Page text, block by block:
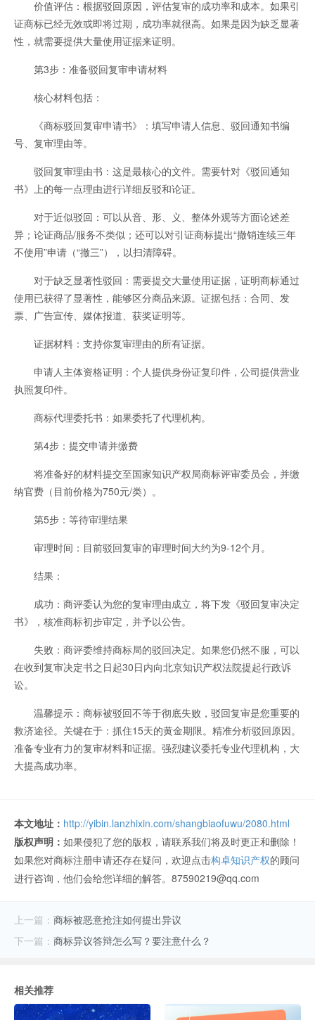
价值评估：根据驳回原因，评估复审的成功率和成本。如果引
证商标已经无效或即将过期，成功率就很高。如果是因为缺乏显著
性，就需要提供大量使用证据来证明。
第3步：准备驳回复审申请材料
核心材料包括：
《商标驳回复审申请书》：填写申请人信息、驳回通知书编
号、复审理由等。
驳回复审理由书：这是最核心的文件。需要针对《驳回通知
书》上的每一点理由进行详细反驳和论证。
对于近似驳回：可以从音、形、义、整体外观等方面论述差
异；论证商品/服务不类似；还可以对引证商标提出“撤销连续三年
不使用”申请（“撤三”），以扫清障碍。
对于缺乏显著性驳回：需要提交大量使用证据，证明商标通过
使用已获得了显著性，能够区分商品来源。证据包括：合同、发
票、广告宣传、媒体报道、获奖证明等。
证据材料：支持你复审理由的所有证据。
申请人主体资格证明：个人提供身份证复印件，公司提供营业
执照复印件。
商标代理委托书：如果委托了代理机构。
第4步：提交申请并缴费
将准备好的材料提交至国家知识产权局商标评审委员会，并缴
纳官费（目前价格为750元/类）。
第5步：等待审理结果
审理时间：目前驳回复审的审理时间大约为9-12个月。
结果：
成功：商评委认为您的复审理由成立，将下发《驳回复审决定
书》，核准商标初步审定，并予以公告。
失败：商评委维持商标局的驳回决定。如果您仍然不服，可以
在收到复审决定书之日起30日内向北京知识产权法院提起行政诉
讼。
温馨提示：商标被驳回不等于彻底失败，驳回复审是您重要的
救济途径。关键在于：抓住15天的黄金期限。精准分析驳回原因。
准备专业有力的复审材料和证据。强烈建议委托专业代理机构，大
大提高成功率。
本文地址： http://yibin.lanzhixin.com/shangbiaofuwu/2080.html
版权声明： 如果侵犯了您的版权，请联系我们将及时更正和删除！
如果您对商标注册申请还存在疑问，欢迎点击构卓知识产权的顾问
进行咨询，他们会给您详细的解答。87590219@qq.com
上一篇： 商标被恶意抢注如何提出异议
下一篇： 商标异议答辩怎么写？要注意什么？
相关推荐